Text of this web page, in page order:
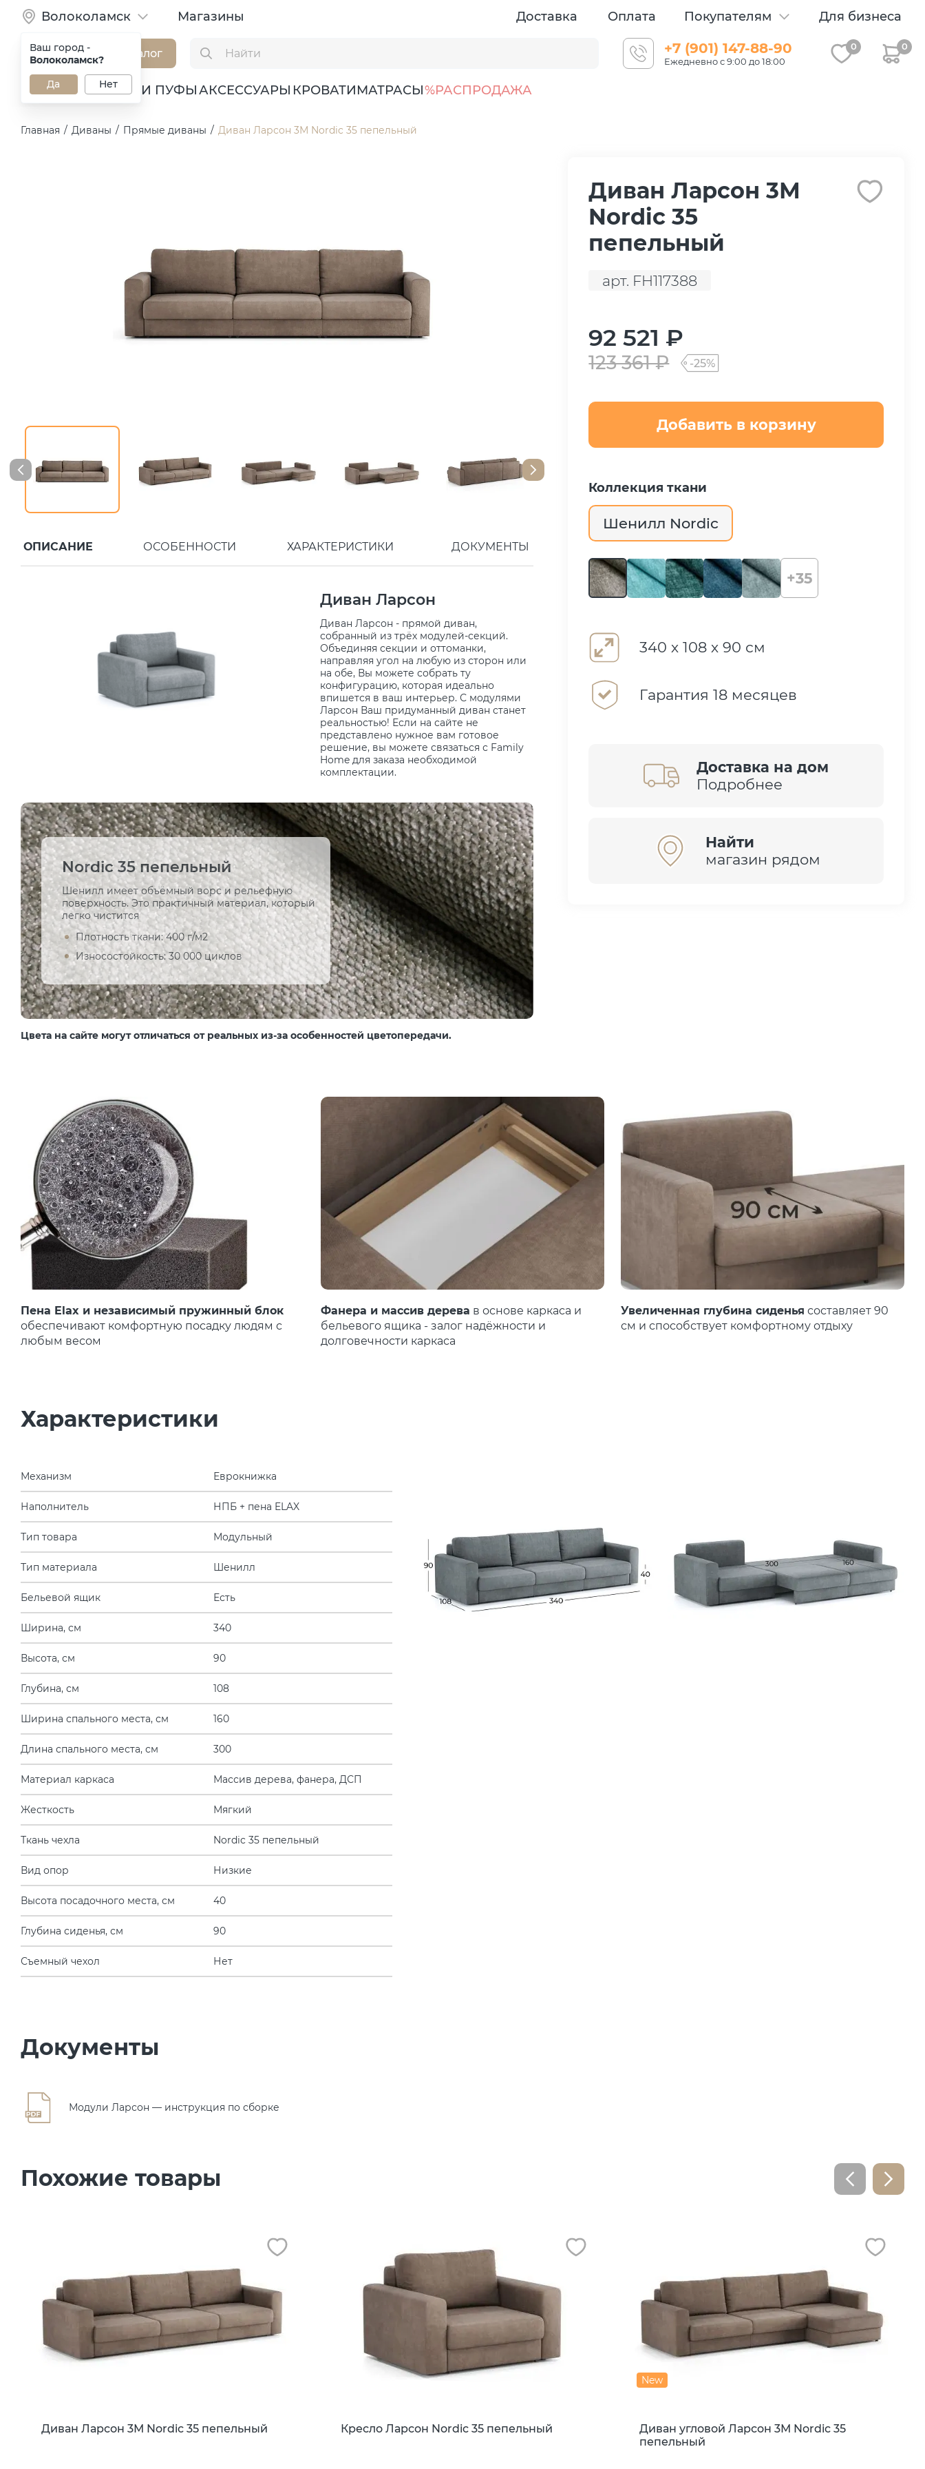
Волоколамск
Ваш город -
Волоколамск?
Да
Нет
Магазины Доставка Оплата Покупателям Для бизнеса
Каталог +7 (901) 147-88-90
Ежедневно с 9:00 до 18:00
0 0
ДИВАНЫ КРЕСЛА И ПУФЫАКСЕССУАРЫ КРОВАТИМАТРАСЫ%РАСПРОДАЖА
Главная / Диваны / Прямые диваны / Диван Ларсон 3М Nordic 35 пепельный
ОПИСАНИЕ ОСОБЕННОСТИ ХАРАКТЕРИСТИКИ ДОКУМЕНТЫ
Диван Ларсон
Диван Ларсон - прямой диван,
собранный из трёх модулей-секций.
Объединяя секции и оттоманки,
направляя угол на любую из сторон или
на обе, Вы можете собрать ту
конфигурацию, которая идеально
впишется в ваш интерьер. С модулями
Ларсон Ваш придуманный диван станет
реальностью! Если на сайте не
представлено нужное вам готовое
решение, вы можете связаться с Family
Home для заказа необходимой
комплектации.
Nordic 35 пепельный
Шенилл имеет объёмный ворс и рельефную
поверхность. Это практичный материал, который
легко чистится
Плотность ткани: 400 г/м2
Износостойкость: 30 000 циклов
Цвета на сайте могут отличаться от реальных из-за особенностей цветопередачи.
Диван Ларсон 3М
Nordic 35
пепельный
арт. FH117388
92 521 ₽
123 361 ₽ -25%
Добавить в корзину
Коллекция ткани
Шенилл Nordic
+35
340 х 108 х 90 см
Гарантия 18 месяцев
Доставка на дом
Подробнее
Найти
магазин рядом
Пена Elax и независимый пружинный блок
обеспечивают комфортную посадку людям с
любым весом
Фанера и массив дерева в основе каркаса и
бельевого ящика - залог надёжности и
долговечности каркаса
Увеличенная глубина сиденья составляет 90
см и способствует комфортному отдыху
Характеристики
Механизм Еврокнижка
Наполнитель НПБ + пена ELAX
Тип товара Модульный
Тип материала Шенилл
Бельевой ящик Есть
Ширина, см 340
Высота, см 90
Глубина, см 108
Ширина спального места, см 160
Длина спального места, см 300
Материал каркаса Массив дерева, фанера, ДСП
Жесткость Мягкий
Ткань чехла Nordic 35 пепельный
Вид опор Низкие
Высота посадочного места, см 40
Глубина сиденья, см 90
Съемный чехол Нет
Документы
Модули Ларсон — инструкция по сборке
Похожие товары
Диван Ларсон 3М Nordic 35 пепельный Кресло Ларсон Nordic 35 пепельный
New
Диван угловой Ларсон 3М Nordic 35
пепельный